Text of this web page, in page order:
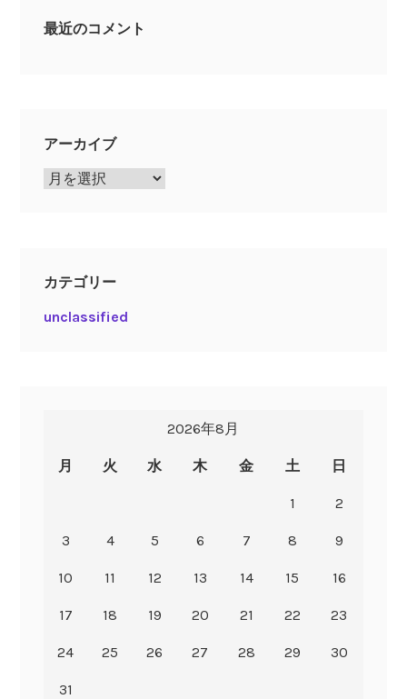
最近のコメント
アーカイブ
ア
カテゴリー
unclassified
2026年8月
月 火 水 木 金 土 日
1 2
3 4 5 6 7 8 9
10 11 12 13 14 15 16
17 18 19 20 21 22 23
24 25 26 27 28 29 30
31